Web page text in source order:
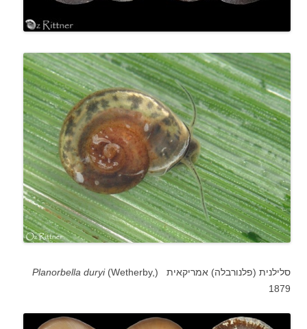
סלילנית (פלנורבלה) אמריקאית ( Planorbella duryi(Wetherby,
1879